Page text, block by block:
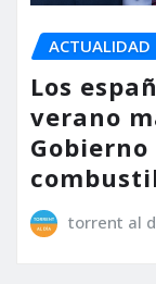
ACTUALIDAD
Los
verano
torrent al